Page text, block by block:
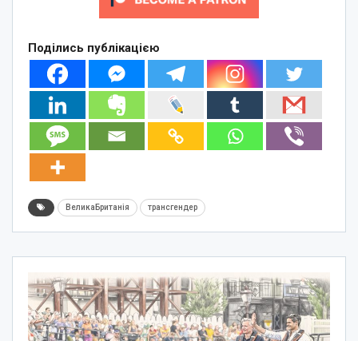
Поділись публікацією
ВеликаБританія трансгендер